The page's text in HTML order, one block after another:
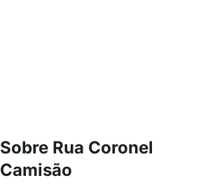
Sobre Rua Coronel
Camisão